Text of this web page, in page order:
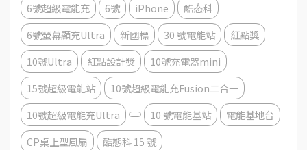
6號超級電能充
6號 iPhone
酷态科
6號螢幕顯充Ultra
新國標 30 號電能站
紅點獎
10號Ultra
紅點設計獎
10號充電器mini
15號超級電能站
10號超級電能充Fusion二合一
10號超級電能充Ultra
10 號電能基站
電能基地台
CP桌上型風扇
酷態科 15 號